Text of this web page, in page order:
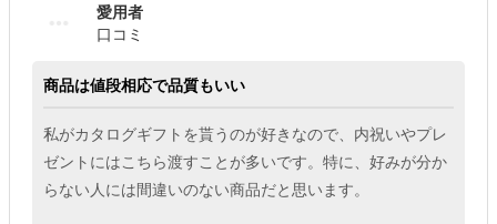
愛用者
口コミ
商品は値段相応で品質もいい
私がカタログギフトを貰うのが好きなので、内祝いやプレ
ゼントにはこちら渡すことが多いです。特に、好みが分か
らない人には間違いのない商品だと思います。